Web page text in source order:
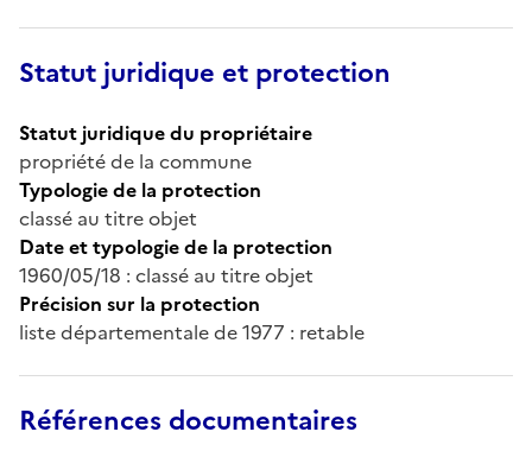
Statut juridique et protection
Statut juridique du propriétaire
propriété de la commune
Typologie de la protection
classé au titre objet
Date et typologie de la protection
1960/05/18 : classé au titre objet
Précision sur la protection
liste départementale de 1977 : retable
Références documentaires